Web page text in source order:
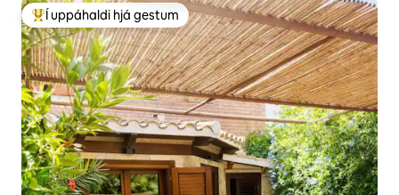
Í mestu uppáhaldi hjá gestum
Í uppáhaldi hjá gestum